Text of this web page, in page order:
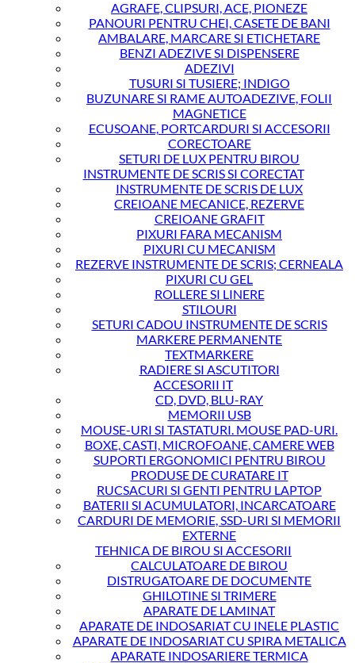
AGRAFE, CLIPSURI, ACE, PIONEZE
PANOURI PENTRU CHEI, CASETE DE BANI
AMBALARE, MARCARE SI ETICHETARE
BENZI ADEZIVE SI DISPENSERE
ADEZIVI
TUSURI SI TUSIERE; INDIGO
BUZUNARE SI RAME AUTOADEZIVE, FOLII
MAGNETICE
ECUSOANE, PORTCARDURI SI ACCESORII
CORECTOARE
SETURI DE LUX PENTRU BIROU
INSTRUMENTE DE SCRIS SI CORECTAT
INSTRUMENTE DE SCRIS DE LUX
CREIOANE MECANICE, REZERVE
CREIOANE GRAFIT
PIXURI FARA MECANISM
PIXURI CU MECANISM
REZERVE INSTRUMENTE DE SCRIS; CERNEALA
PIXURI CU GEL
ROLLERE SI LINERE
STILOURI
SETURI CADOU INSTRUMENTE DE SCRIS
MARKERE PERMANENTE
TEXTMARKERE
RADIERE SI ASCUTITORI
ACCESORII IT
CD, DVD, BLU-RAY
MEMORII USB
MOUSE-URI SI TASTATURI. MOUSE PAD-URI.
BOXE, CASTI, MICROFOANE, CAMERE WEB
SUPORTI ERGONOMICI PENTRU BIROU
PRODUSE DE CURATARE IT
RUCSACURI SI GENTI PENTRU LAPTOP
BATERII SI ACUMULATORI, INCARCATOARE
CARDURI DE MEMORIE, SSD-URI SI MEMORII
EXTERNE
TEHNICA DE BIROU SI ACCESORII
CALCULATOARE DE BIROU
DISTRUGATOARE DE DOCUMENTE
GHILOTINE SI TRIMERE
APARATE DE LAMINAT
APARATE DE INDOSARIAT CU INELE PLASTIC
APARATE DE INDOSARIAT CU SPIRA METALICA
APARATE INDOSARIERE TERMICA